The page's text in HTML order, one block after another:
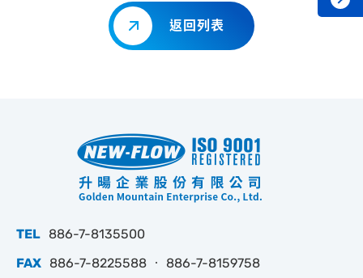
返回列表
TEL 886-7-8135500
FAX 886-7-8225588 ‧ 886-7-8159758